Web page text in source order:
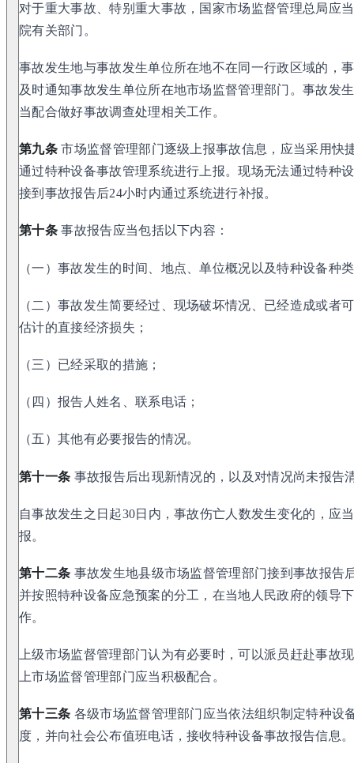
对于重大事故、特别重大事故，国家市场监督管理总局应
院有关部门。
事故发生地与事故发生单位所在地不在同一行政区域的，
及时通知事故发生单位所在地市场监督管理部门。事故发
当配合做好事故调查处理相关工作。
第九条市场监督管理部门逐级上报事故信息，应当采用快
通过特种设备事故管理系统进行上报。现场无法通过特种
接到事故报告后24小时内通过系统进行补报。
第十条事故报告应当包括以下内容：
（一）事故发生的时间、地点、单位概况以及特种设备种
（二）事故发生简要经过、现场破坏情况、已经造成或者
估计的直接经济损失；
（三）已经采取的措施；
（四）报告人姓名、联系电话；
（五）其他有必要报告的情况。
第十一条 事故报告后出现新情况的，以及对情况尚未报告
自事故发生之日起30日内，事故伤亡人数发生变化的，应
报。
第十二条 事故发生地县级市场监督管理部门接到事故报告
并按照特种设备应急预案的分工，在当地人民政府的领导
作。
上级市场监督管理部门认为有必要时，可以派员赶赴事故
上市场监督管理部门应当积极配合。
第十三条 各级市场监督管理部门应当依法组织制定特种设
度，并向社会公布值班电话，接收特种设备事故报告信息。